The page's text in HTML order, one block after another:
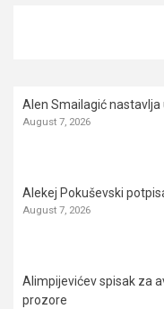
Alen Smailagić nastavlja
August 7, 2026
Alekej Pokuševski
August 7, 2026
Alimpijevićev spisak za
prozore